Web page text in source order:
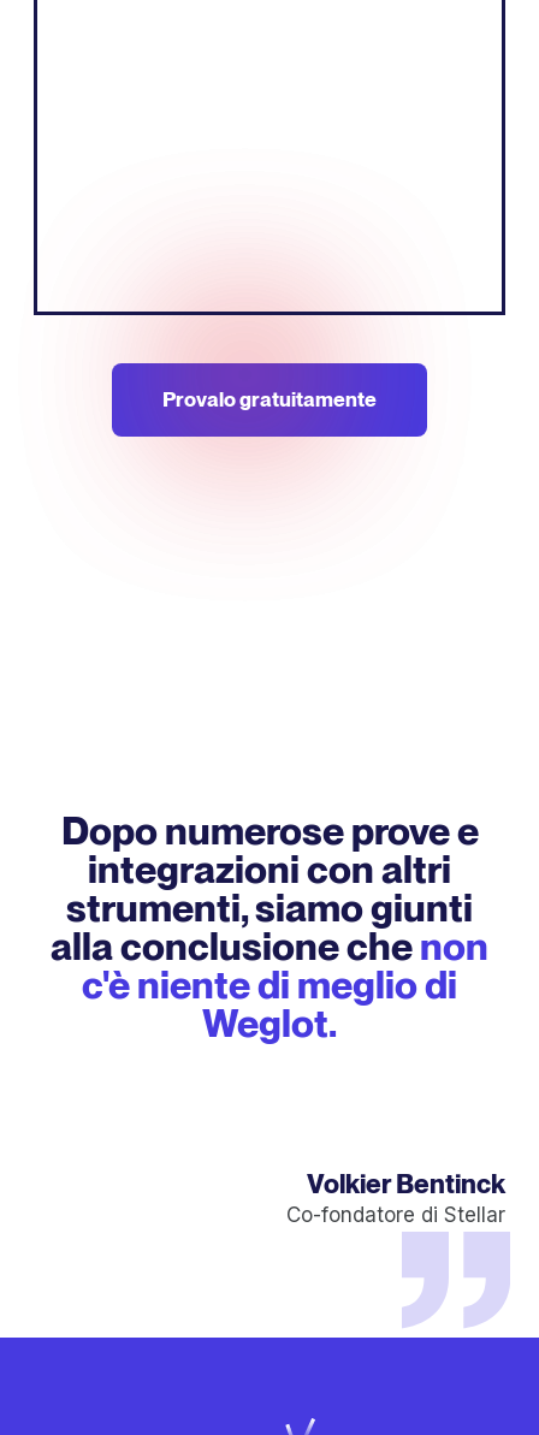
Provalo gratuitamente
Dopo numerose prove e
integrazioni con altri
strumenti, siamo giunti
alla conclusione chenon
c'è niente di meglio di
Weglot.
Volkier Bentinck
Co-fondatore di Stellar